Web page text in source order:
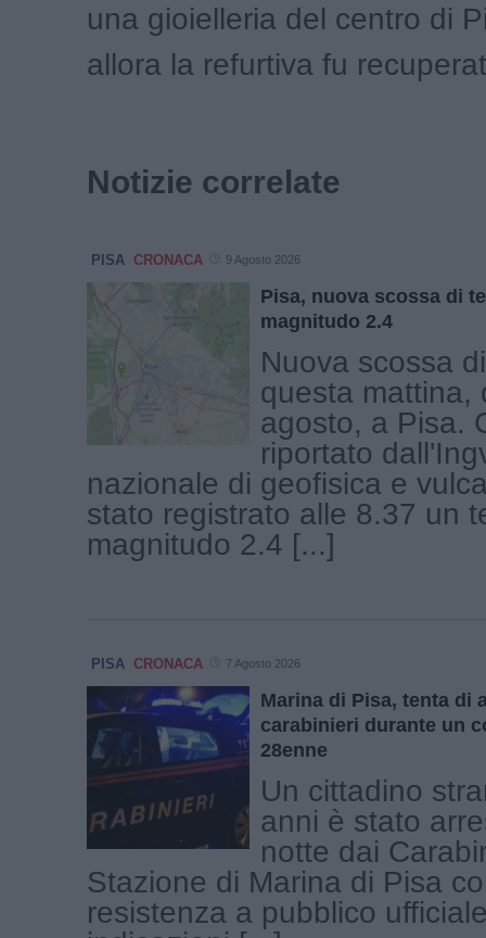
una gioielleria del centro di
allora la refurtiva fu
Notizie correlate
PISA CRONACA 9 Agosto 2026
Pisa, nuova scossa di
magnitudo 2.4
Nuova scossa
questa mattina,
agosto, a Pisa.
riportato
nazionale di geofisica e
stato registrato alle 8.37 un
magnitudo 2.4 [...]
PISA CRONACA 7 Agosto 2026
Marina di Pisa, tenta di
carabinieri durante un
28enne
Un cittadino
anni è stato
notte dai
Stazione di Marina di Pisa
resistenza a pubblico